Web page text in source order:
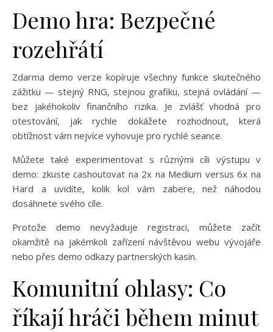
Demo hra: Bezpečné
rozehřátí
Zdarma demo verze kopíruje všechny funkce skutečného
zážitku — stejný RNG, stejnou grafiku, stejná ovládání —
bez jakéhokoliv finančního rizika. Je zvlášť vhodná pro
otestování, jak rychle dokážete rozhodnout, která
obtížnost vám nejvíce vyhovuje pro rychlé seance.
Můžete také experimentovat s různými cíli výstupu v
demo: zkuste cashoutovat na 2x na Medium versus 6x na
Hard a uvidíte, kolik kol vám zabere, než náhodou
dosáhnete svého cíle.
Protože demo nevyžaduje registraci, můžete začít
okamžitě na jakémkoli zařízení návštěvou webu vývojáře
nebo přes demo odkazy partnerských kasin.
Komunitní ohlasy: Co
říkají hráči během minut